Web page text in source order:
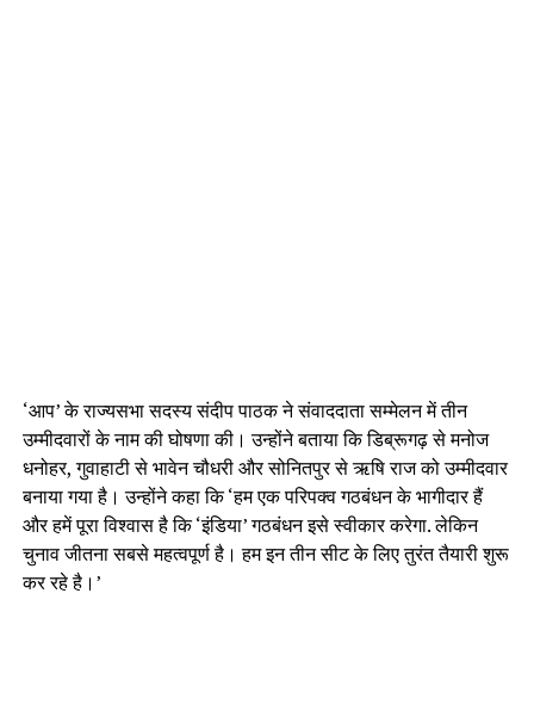
‘आप’ के राज्यसभा सदस्य संदीप पाठक ने संवाददाता सम्मेलन में तीन
उम्मीदवारों के नाम की घोषणा की। उन्होंने बताया कि डिब्रूगढ़ से मनोज
धनोहर, गुवाहाटी से भावेन चौधरी और सोनितपुर से ऋषि राज को उम्मीदवार
बनाया गया है। उन्होंने कहा कि ‘हम एक परिपक्व गठबंधन के भागीदार हैं
और हमें पूरा विश्वास है कि ‘इंडिया’ गठबंधन इसे स्वीकार करेगा. लेकिन
चुनाव जीतना सबसे महत्वपूर्ण है। हम इन तीन सीट के लिए तुरंत तैयारी शुरू
कर रहे है।’